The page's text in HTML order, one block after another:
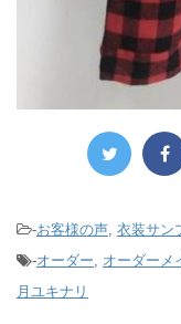
-お客様の声 衣装サン
-オーダー オーダーメ
月ユキナリ